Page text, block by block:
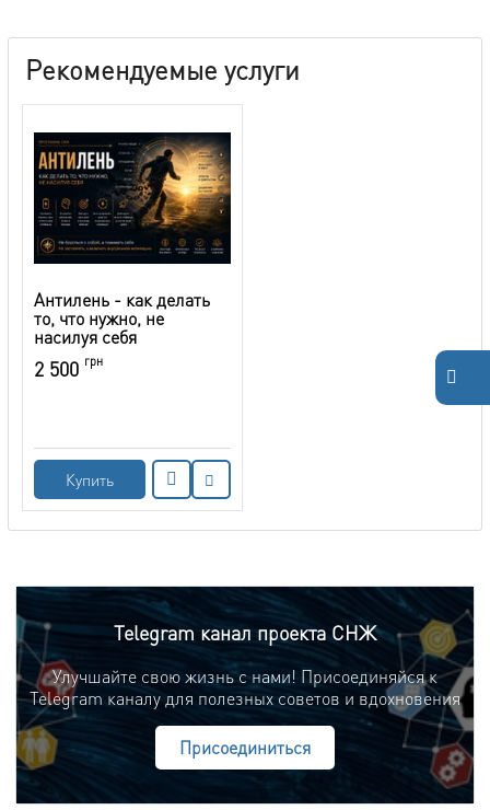
Рекомендуемые услуги
Антилень - как делать
то, что нужно, не
насилуя себя
2 500 грн
Купить
Telegram канал проекта СНЖ
Улучшайте свою жизнь с нами! Присоединяйся к
Telegram каналу для полезных советов и вдохновения
Присоединиться